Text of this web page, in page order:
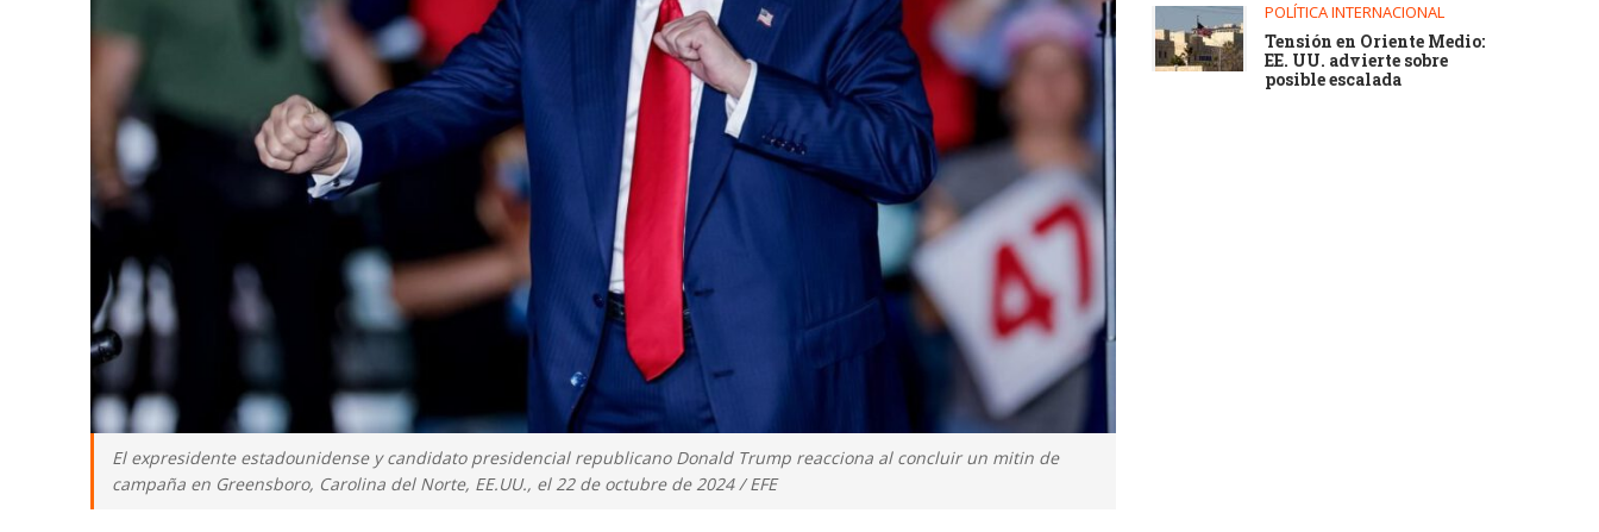
El expresidente estadounidense y candidato presidencial republicano Donald Trump reacciona al concluir un mitin de
campaña en Greensboro, Carolina del Norte, EE.UU., el 22 de octubre de 2024 / EFE
POLÍTICA INTERNACIONAL
Tensión en Oriente Medio:
EE. UU. advierte sobre
posible escalada